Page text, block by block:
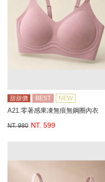
甜甜價 BEST NEW
A21.零著感果凍無痕無鋼圈內衣
NT. 980 NT. 599